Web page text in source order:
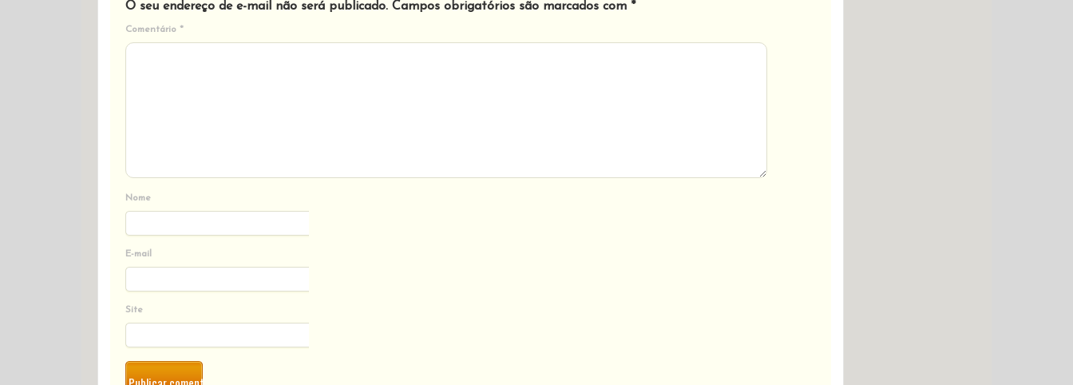
O seu endereço de e-mail não será publicado. Campos obrigatórios são marcados com *
Comentário *
Nome
E-mail
Site